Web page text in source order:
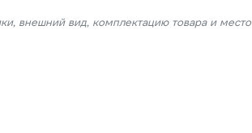
внешний вид, комплектацию товара и место